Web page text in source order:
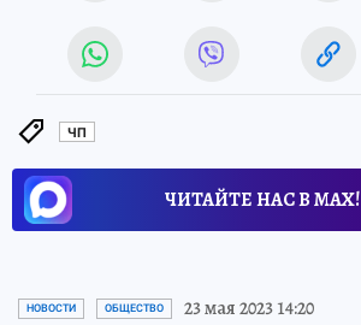
ЧП
ЧИТАЙТЕ НАС В МАХ!
НОВОСТИ ОБЩЕСТВО 23 мая 2023 14:20